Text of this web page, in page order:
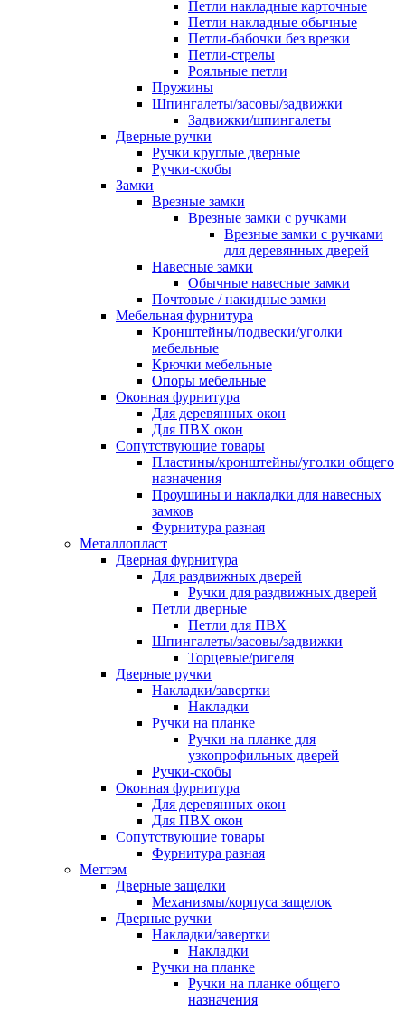
Петли накладные карточные
Петли накладные обычные
Петли-бабочки без врезки
Петли-стрелы
Рояльные петли
Пружины
Шпингалеты/засовы/задвижки
Задвижки/шпингалеты
Дверные ручки
Ручки круглые дверные
Ручки-скобы
Замки
Врезные замки
Врезные замки с ручками
Врезные замки с ручками
для деревянных дверей
Навесные замки
Обычные навесные замки
Почтовые / накидные замки
Мебельная фурнитура
Кронштейны/подвески/уголки
мебельные
Крючки мебельные
Опоры мебельные
Оконная фурнитура
Для деревянных окон
Для ПВХ окон
Сопутствующие товары
Пластины/кронштейны/уголки общего
назначения
Проушины и накладки для навесных
замков
Фурнитура разная
Металлопласт
Дверная фурнитура
Для раздвижных дверей
Ручки для раздвижных дверей
Петли дверные
Петли для ПВХ
Шпингалеты/засовы/задвижки
Торцевые/ригеля
Дверные ручки
Накладки/завертки
Накладки
Ручки на планке
Ручки на планке для
узкопрофильных дверей
Ручки-скобы
Оконная фурнитура
Для деревянных окон
Для ПВХ окон
Сопутствующие товары
Фурнитура разная
Меттэм
Дверные защелки
Механизмы/корпуса защелок
Дверные ручки
Накладки/завертки
Накладки
Ручки на планке
Ручки на планке общего
назначения